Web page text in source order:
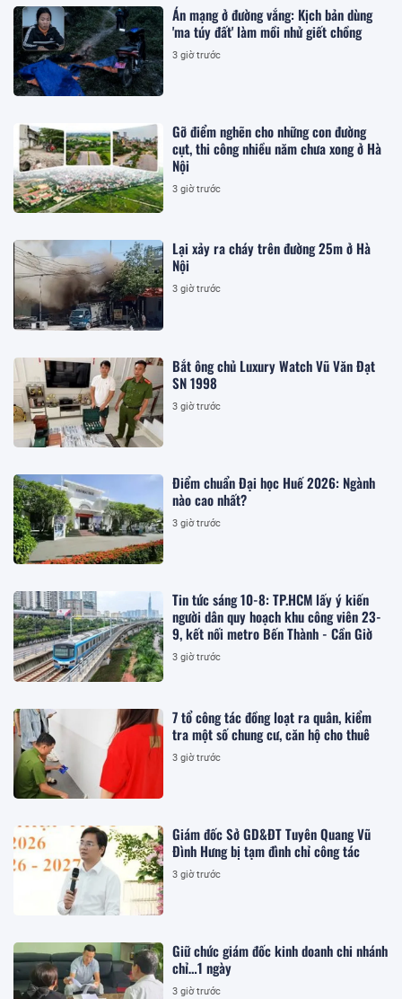
Án mạng ở đường vắng: Kịch bản dùng
'ma túy đất' làm mồi nhử giết chồng
3 giờ trước
Gỡ điểm nghẽn cho những con đường
cụt, thi công nhiều năm chưa xong ở Hà
Nội
3 giờ trước
Lại xảy ra cháy trên đường 25m ở Hà
Nội
3 giờ trước
Bắt ông chủ Luxury Watch Vũ Văn Đạt
SN 1998
3 giờ trước
Điểm chuẩn Đại học Huế 2026: Ngành
nào cao nhất?
3 giờ trước
Tin tức sáng 10-8: TP.HCM lấy ý kiến
người dân quy hoạch khu công viên 23-
9, kết nối metro Bến Thành - Cần Giờ
3 giờ trước
7 tổ công tác đồng loạt ra quân, kiểm
tra một số chung cư, căn hộ cho thuê
3 giờ trước
Giám đốc Sở GD&ĐT Tuyên Quang Vũ
Đình Hưng bị tạm đình chỉ công tác
3 giờ trước
Giữ chức giám đốc kinh doanh chi nhánh
chỉ…1 ngày
3 giờ trước